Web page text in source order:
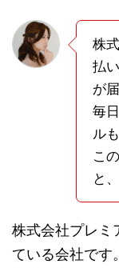
株
払
が
毎
ル
こ
と
株式会社プレミ
ている会社です。